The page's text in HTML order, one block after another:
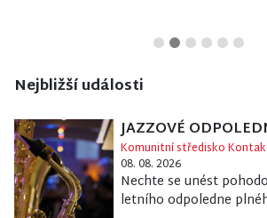
Nejbližší události
JAZZOVÉ
Komunitní středisko
08. 08. 2026
Nechte se unést
letního odpoledne